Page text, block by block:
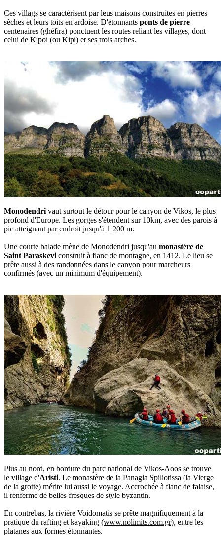
Ces villags se caractérisent par leus maisons construites en pierres
sèches et leurs toits en ardoise. D'étonnants ponts de pierre
centenaires (ghéfira) ponctuent les routes reliant les villages, dont
celui de Kipoi (ou Kipi) et ses trois arches.
Monodendri vaut surtout le détour pour le canyon de Vikos, le plus
profond d'Europe. Les gorges s'étendent sur 10km, avec des parois à
pic atteignant par endroit jusqu'à 1 200 m.
Une courte balade mène de Monodendri jusqu'au monastère de
Saint Paraskevi construit à flanc de montagne, en 1412. Le lieu se
prête aussi à des randonnées dans le canyon pour marcheurs
confirmés (avec un minimum d'équipement).
Plus au nord, en bordure du parc national de Vikos-Aoos se trouve
le village d'Aristi. Le monastère de la Panagia Spiliotissa (la Vierge
de la grotte) mérite lui aussi le voyage. Accrochée à flanc de falaise,
il renferme de belles fresques de style byzantin.
En contrebas, la rivière Voidomatis se prête magnifiquement à la
pratique du rafting et kayaking (www.nolimits.com.gr), entre les
platanes aux formes étonnantes.